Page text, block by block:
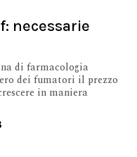
necessarie
di farmacologia
dei fumatori il prezzo
in maniera